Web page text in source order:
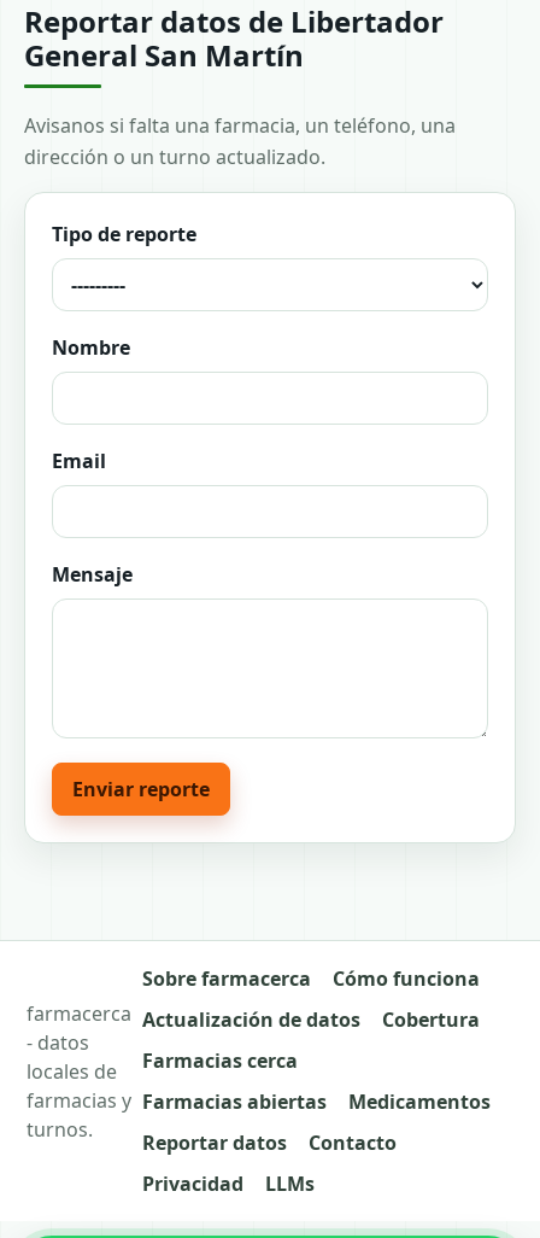
Reportar datos de Libertador
General San Martín
Avisanos si falta una farmacia, un teléfono, una
dirección o un turno actualizado.
Tipo de reporte
Nombre
Email
Mensaje
Enviar reporte
farmacerca
- datos
locales de
farmacias y
turnos.
Sobre farmacerca
Cómo funciona
Actualización de datos
Cobertura
Farmacias cerca
Farmacias abiertas
Medicamentos
Reportar datos
Contacto
Privacidad
LLMs